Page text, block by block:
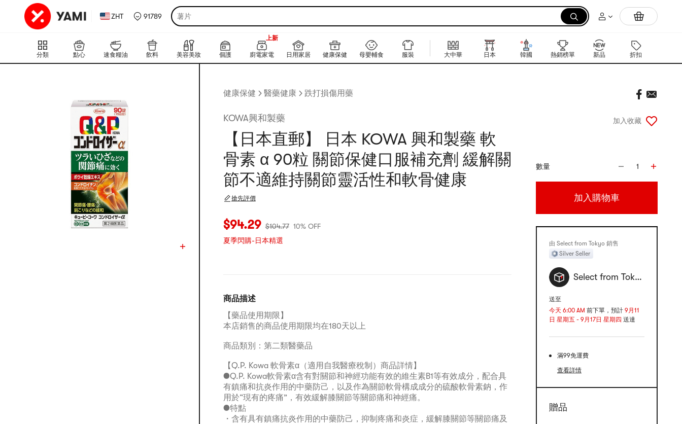
ZHT 91789 薯片 拉麵
分類 點心 速食糧油 飲料 美容美妝 個護 廚電家電
上新
180+
日用家居
健康保健 母嬰輔食 服裝 大中華 日本 韓國 熱銷榜單 新品 折扣
健康保健 醫藥健康 跌打損傷用藥
KOWA興和製藥
【日本直郵】 日本 KOWA 興和製藥 軟
骨素 α 90粒 關節保健口服補充劑 緩解關
節不適維持關節靈活性和軟骨健康
搶先評價
當前價格：$94.29
$94.29 $104.77 10% OFF
夏季閃購-日本精選
商品描述
【藥品使用期限】
本店銷售的商品使用期限均在180天以上
商品類別：第二類醫藥品
【Q.P. Kowa 軟骨素α（適用自我醫療稅制）商品詳情】
●Q.P. Kowa軟骨素α含有對關節和神經功能有效的維生素B1等有效成分，配合具
有鎮痛和抗炎作用的中藥防己，以及作為關節軟骨構成成分的硫酸軟骨素鈉，作
用於“現有的疼痛”，有效緩解膝關節等關節痛和神經痛。
●特點
・含有具有鎮痛抗炎作用的中藥防己，抑制疼痛和炎症，緩解膝關節等關節痛及
加入收藏
數量 1
加入購物車
由 Select from Tokyo 銷售
Silver Seller
Select from Tokyo
送至
今天 6:00 AM 前下單，預計 9月11
日 星期五 - 9月17日 星期四 送達
滿99免運費
查看詳情
贈品